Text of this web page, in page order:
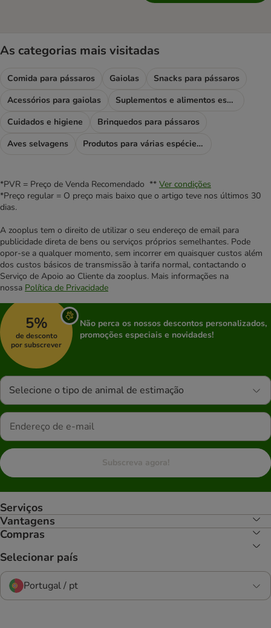
As categorias mais visitadas
Comida para pássaros Gaiolas
Snacks para pássaros
Acessórios para gaiolas
Suplementos e alimentos especiais
Cuidados e higiene
Brinquedos para pássaros
Aves selvagens
Produtos para várias espécies de aves
*PVR = Preço de Venda Recomendado ** Ver condições
*Preço regular = O preço mais baixo que o artigo teve nos últimos 30
dias.
A zooplus tem o direito de utilizar o seu endereço de email para
publicidade direta de bens ou serviços próprios semelhantes. Pode
opor-se a qualquer momento, sem incorrer em quaisquer custos além
dos custos básicos de transmissão à tarifa normal, contactando o
Serviço de Apoio ao Cliente da zooplus. Mais informações na
nossa Política de Privacidade
5%
de desconto
por subscrever
Não perca os nossos descontos personalizados,
promoções especiais e novidades!
Selecione o tipo de animal de estimação
Subscreva agora!
Serviços
Vantagens
Compras
Selecionar país
Portugal / pt